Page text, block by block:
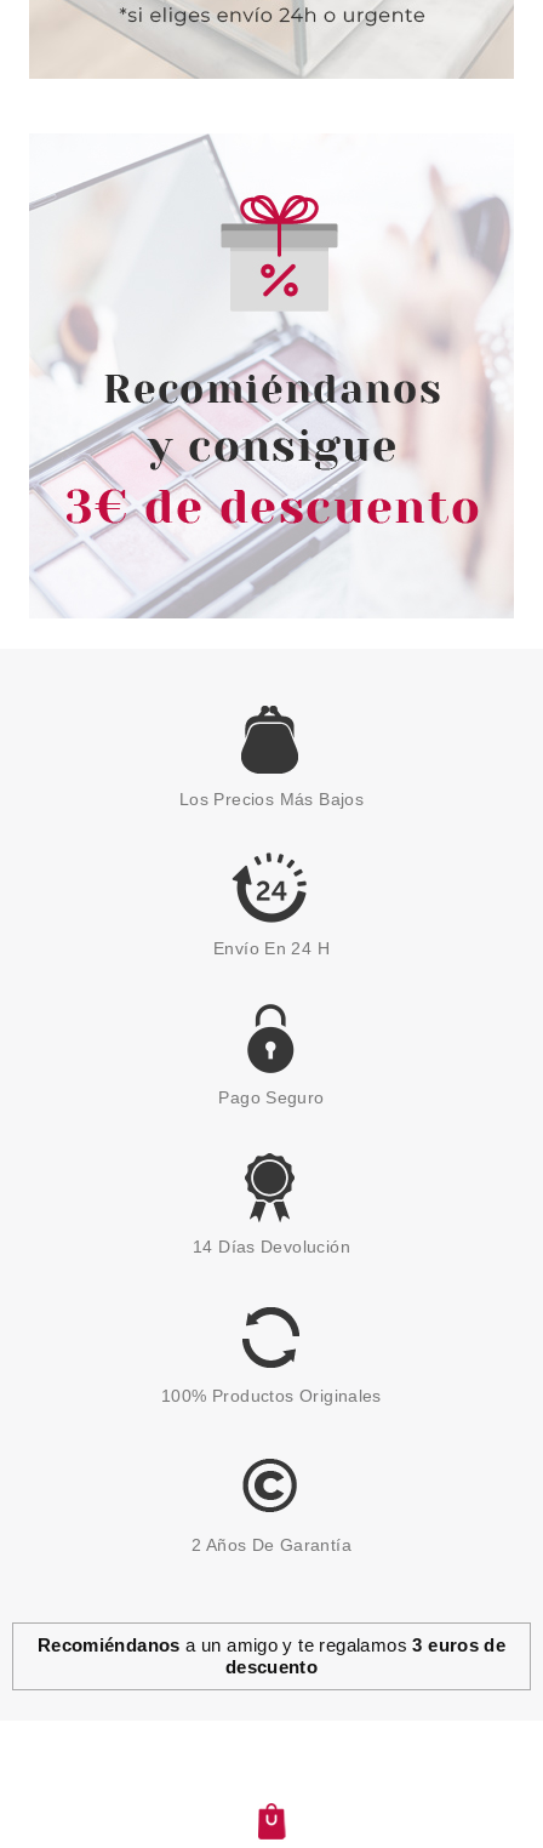
Los Precios Más Bajos
Envío En 24 H
Pago Seguro
14 Días Devolución
100% Productos Originales
2 Años De Garantía
Recomiéndanos a un amigo y te regalamos3 euros de
descuento